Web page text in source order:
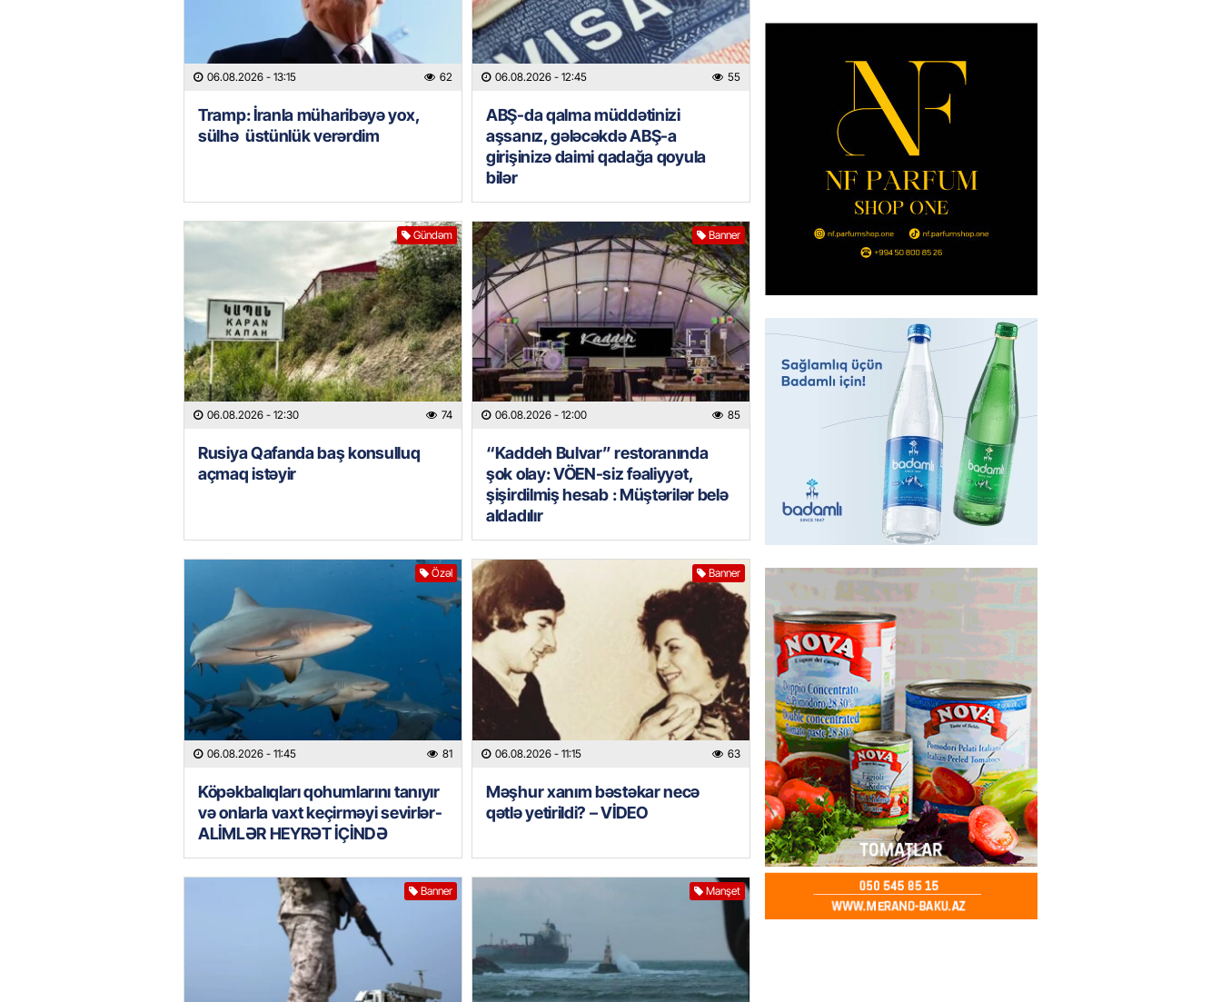
06.08.2026 - 13:15 62
Tramp: İranla müharibəyə yox,
sülhə üstünlük verərdim
06.08.2026 - 12:45 55
ABŞ-da qalma müddətinizi
aşsanız, gələcəkdə ABŞ-a
girişinizə daimi qadağa qoyula
bilər
Gündəm
06.08.2026 - 12:30 74
Rusiya Qafanda baş konsulluq
açmaq istəyir
Banner
06.08.2026 - 12:00 85
“Kaddeh Bulvar” restoranında
şok olay: VÖEN-siz fəaliyyət,
şişirdilmiş hesab : Müştərilər belə
aldadılır
Özəl
06.08.2026 - 11:45 81
Köpəkbalıqları qohumlarını tanıyır
və onlarla vaxt keçirməyi sevirlər-
ALİMLƏR HEYRƏT İÇİNDƏ
Banner
06.08.2026 - 11:15 63
Məşhur xanım bəstəkar necə
qətlə yetirildi? – VİDEO
Banner Manşet
İran ərəb ölkələrinə zərbə endirməklə
- 11:00
Türkiyə Qara dənizdə mülki gəmilərə
hücumları qəbuledilməz hesab edir
06.08.2026- 10:45
HIDROMETEOROLOGIYA
Bu ərazilərə yağış yağıb
BANNER
Bu ölkəyə yayda qar yağdı
06.08.2026- 10:15 81
Yaponiyada Xirosima qurbanlarının
xatirəsi yad ediləcək
06.08.2026 74
- 09:45 75
GÜNDƏM
Şirvan bölgəsində problem bitdi –
ADSEA Şurvan kanalını qısa müddətdə
bərpa elədi
05.08.2026- 22:08 322
İDMAN
Bu gün “Sabah” Danimarkada “Orhus”
klubu ilə qarşılaşacaq
05.08.2026- 17:45 327
ÖZƏL
Ukraynaya məxsus təyyarə
Almaniyada dron hücumuna məruz